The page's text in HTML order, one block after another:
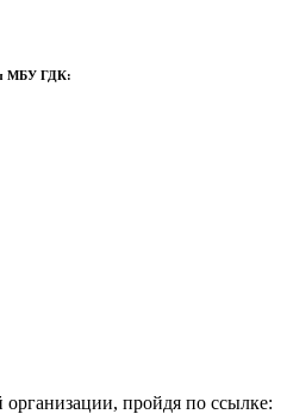
МБУ ГДК:
пройдя по ссылке: